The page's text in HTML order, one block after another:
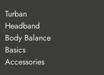
Turban
Headband
Body Balance
Basics
Accessories